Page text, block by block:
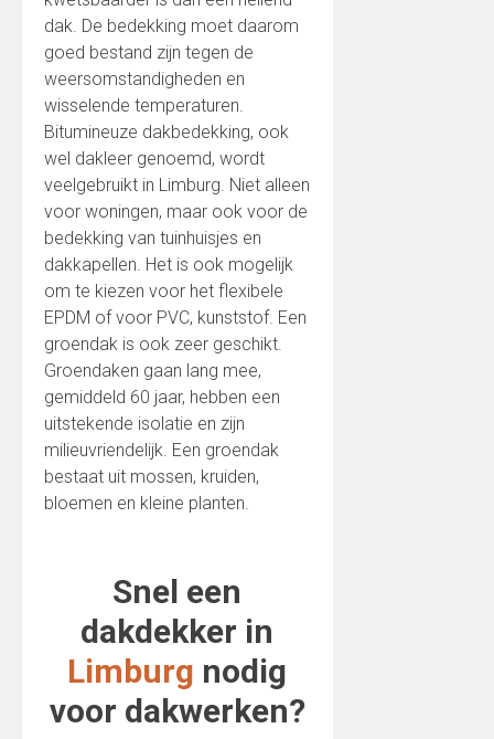
dak. De bedekking moet daarom
goed bestand zijn tegen de
weersomstandigheden en
wisselende temperaturen.
Bitumineuze dakbedekking, ook
wel dakleer genoemd, wordt
veelgebruikt in Limburg. Niet alleen
voor woningen, maar ook voor de
bedekking van tuinhuisjes en
dakkapellen. Het is ook mogelijk
om te kiezen voor het flexibele
EPDM of voor PVC, kunststof. Een
groendak is ook zeer geschikt.
Groendaken gaan lang mee,
gemiddeld 60 jaar, hebben een
uitstekende isolatie en zijn
milieuvriendelijk. Een groendak
bestaat uit mossen, kruiden,
bloemen en kleine planten.
Snel een
dakdekker in
Limburg nodig
voor dakwerken?